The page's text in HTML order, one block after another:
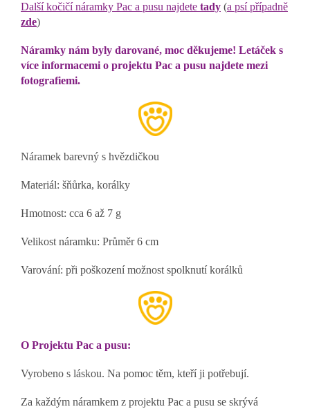
Další kočičí náramky Pac a pusu najdete tady (a psí případně
zde)
Náramky nám byly darované, moc děkujeme! Letáček s
více informacemi o projektu Pac a pusu najdete mezi
fotografiemi.
Náramek barevný s hvězdičkou
Materiál: šňůrka, korálky
Hmotnost: cca 6 až 7 g
Velikost náramku: Průměr 6 cm
Varování: při poškození možnost spolknutí korálků
O Projektu Pac a pusu:
Vyrobeno s láskou. Na pomoc těm, kteří ji potřebují.
Za každým náramkem z projektu Pac a pusu se skrývá